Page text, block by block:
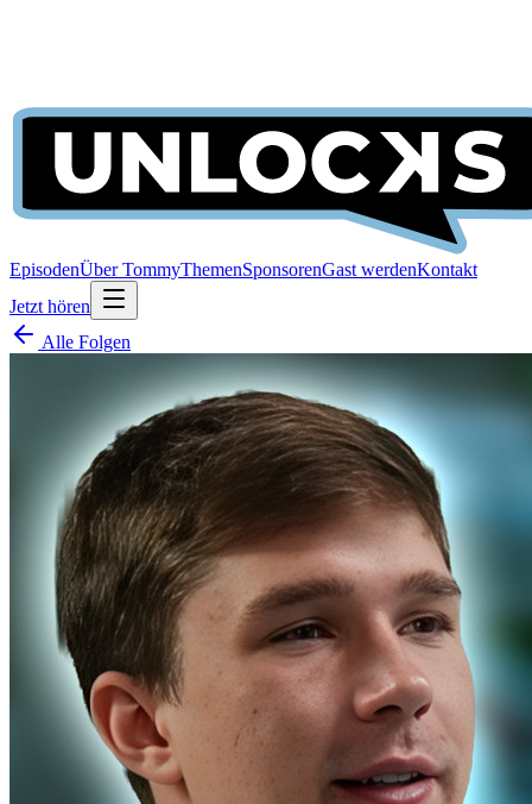
EpisodenÜber TommyThemenSponsorenGast werdenKontakt
Jetzt hören
Alle Folgen